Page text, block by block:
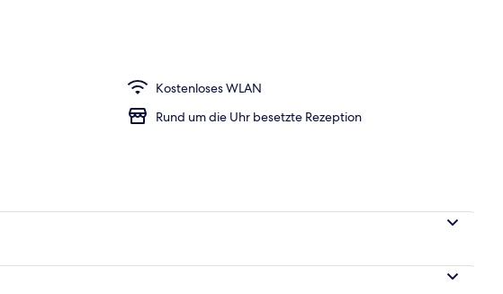
Kostenloses WLAN
Rund um die Uhr besetzte Rezeption